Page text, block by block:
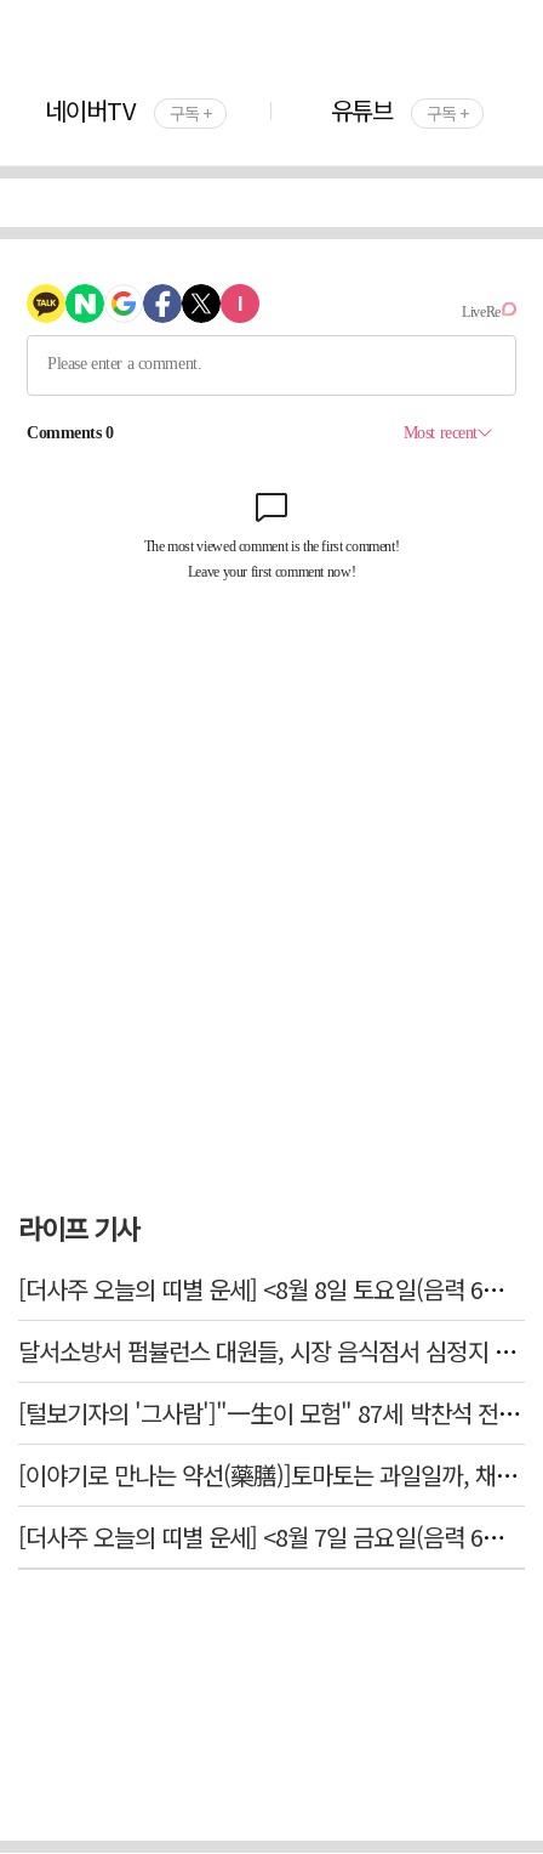
네이버TV 구독 + 유튜브 구독 +
라이프 기사
[더사주 오늘의 띠별 운세] <8월 8일 토요일(음력 6월26일)>
달서소방서 펌뷸런스 대원들, 시장 음식점서 심정지 환자 생명 살려
[털보기자의 '그사람']"一生이 모험" 87세 박찬석 전 경북대 총장
[이야기로 만나는 약선(藥膳)]토마토는 과일일까, 채소일까
[더사주 오늘의 띠별 운세] <8월 7일 금요일(음력 6월25일)>